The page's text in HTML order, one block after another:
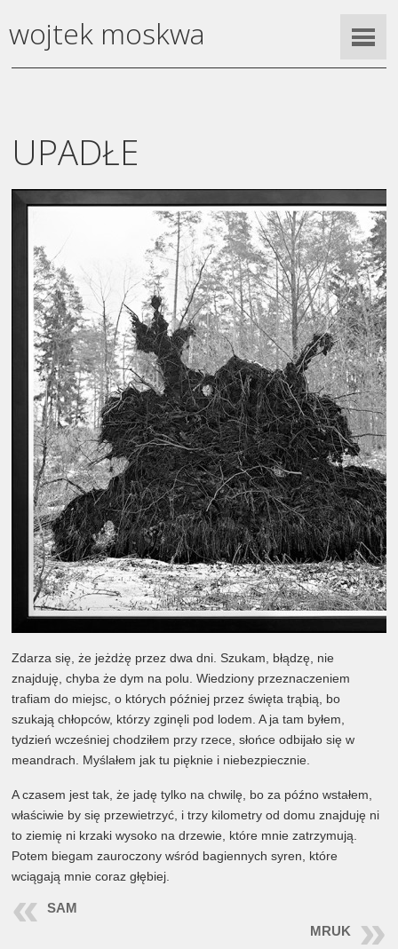
wojtek moskwa
UPADŁE
Zdarza się, że jeżdżę przez dwa dni. Szukam, błądzę, nie
znajduję, chyba że dym na polu. Wiedziony przeznaczeniem
trafiam do miejsc, o których później przez święta trąbią, bo
szukają chłopców, którzy zginęli pod lodem. A ja tam byłem,
tydzień wcześniej chodziłem przy rzece, słońce odbijało się w
meandrach. Myślałem jak tu pięknie i niebezpiecznie.
A czasem jest tak, że jadę tylko na chwilę, bo za późno wstałem,
właściwie by się przewietrzyć, i trzy kilometry od domu znajduję ni
to ziemię ni krzaki wysoko na drzewie, które mnie zatrzymują.
Potem biegam zauroczony wśród bagiennych syren, które
wciągają mnie coraz głębiej.
SAM
MRUK